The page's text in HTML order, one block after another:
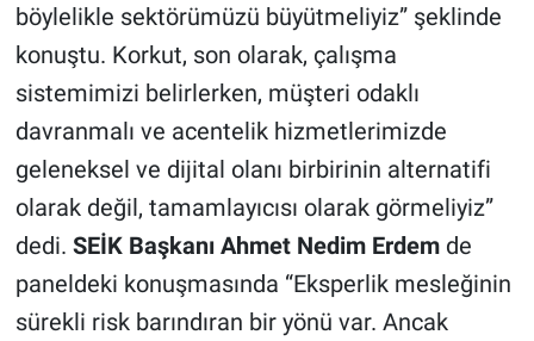
böylelikle sektörümüzü büyütmeliyiz” şeklinde
konuştu. Korkut, son olarak, çalışma
sistemimizi belirlerken, müşteri odaklı
davranmalı ve acentelik hizmetlerimizde
geleneksel ve dijital olanı birbirinin alternatifi
olarak değil, tamamlayıcısı olarak görmeliyiz”
dedi. SEİK Başkanı Ahmet Nedim Erdemde
paneldeki konuşmasında “Eksperlik mesleğinin
sürekli risk barındıran bir yönü var. Ancak